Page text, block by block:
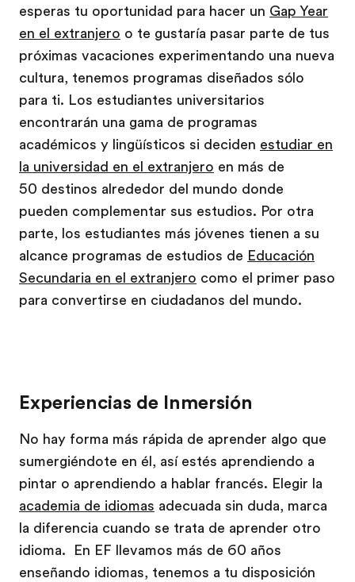
esperas tu oportunidad para hacer un Gap Year
en el extranjero o te gustaría pasar parte de tus
próximas vacaciones experimentando una nueva
cultura, tenemos programas diseñados sólo
para ti. Los estudiantes universitarios
encontrarán una gama de programas
académicos y lingüísticos si deciden estudiar en
la universidad en el extranjero en más de
50 destinos alrededor del mundo donde
pueden complementar sus estudios. Por otra
parte, los estudiantes más jóvenes tienen a su
alcance programas de estudios de Educación
Secundaria en el extranjero como el primer paso
para convertirse en ciudadanos del mundo.
Experiencias de Inmersión
No hay forma más rápida de aprender algo que
sumergiéndote en él, así estés aprendiendo a
pintar o aprendiendo a hablar francés. Elegir la
academia de idiomas adecuada sin duda, marca
la diferencia cuando se trata de aprender otro
idioma. En EF llevamos más de 60 años
enseñando idiomas, tenemos a tu disposición